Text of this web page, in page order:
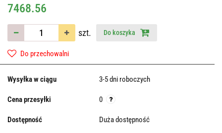
7468.56
szt. Do koszyka
Do przechowalni
Wysyłka w ciągu 3-5 dni roboczych
Cena przesyłki 0
Dostępność Duża dostępność